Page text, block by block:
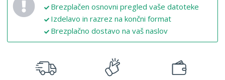
Brezplačen osnovni pregled vaše datoteke
Izdelavo in razrez na končni format
Brezplačno dostavo na vaš naslov